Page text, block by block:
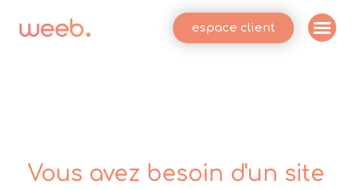
espace client
Vous avez besoin d'un site